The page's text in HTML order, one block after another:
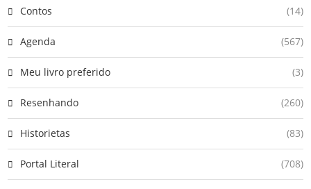
Contos (14)
Agenda (567)
Meu livro preferido (3)
Resenhando (260)
Historietas (83)
Portal Literal (708)